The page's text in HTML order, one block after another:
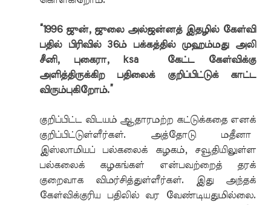
“1996 ஜுன், ஜுலை அல்ஜன்னத் இதழில் கேள்வி
பதில் பிரிவில் 36ம் பக்கத்தில் முஹம்மது அலி
சீனி, புகைரா, ksa கேட்ட கேள்விக்கு
அளித்திருக்கிற பதிலைக் குறிப்பிட்டுக் காட்ட
விரும்புகிறோம்.”
குறிப்பிட்ட விடயம் ஆதாரமற்ற கட்டுக்கதை எனக்
குறிப்பிட்டுள்ளீர்கள். அத்தோடு மதீனா
இஸ்லாமியப் பல்கலைக் கழகம், சவூதியிலுள்ள
பல்கலைக் கழகங்கள் என்பவற்றைத் தரக்
குறைவாக விமர்சித்துள்ளீர்கள். இது அந்தக்
கேள்விக்குரிய பதிலில் வர வேண்டியதுமில்லை.